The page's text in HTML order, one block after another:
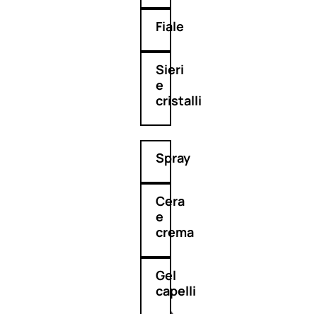
Fiale
Sieri
e
cristalli
Spray
Cera
e
crema
Gel
capelli